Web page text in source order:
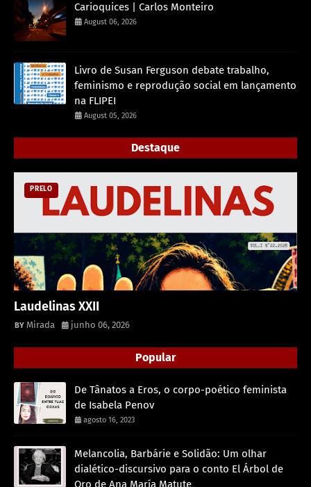
Carioquices | Carlos Monteiro
August 06, 2026
Livro de Susan Ferguson debate trabalho,
feminismo e reprodução social em lançamento
na FLIPEI
August 05, 2026
Destaque
PRELO
Laudelinas XXII
Mirada junho 06, 2026
Popular
De Tânatos a Eros, o corpo-poético feminista
de Isabela Penov
agosto 16, 2023
Melancolia, Barbárie e Solidão: Um olhar
dialético-discursivo para o conto El Árbol de
Oro de Ana María Matute